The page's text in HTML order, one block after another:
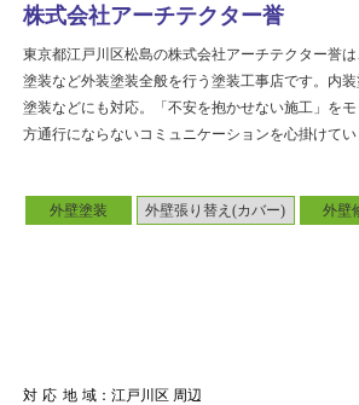
外壁塗装 外壁張り替え(カバー) 外壁
対応地域：江戸川区 周辺
株式会社アーチテクター誉
東京都江戸川区松島の株式会社アーチテクター誉
塗装など外装塗装全般を行う塗装工事店です。内
塗装などにも対応。「不安を抱かせない施工」を
方通行にならないコミュニケーションを心掛けてい